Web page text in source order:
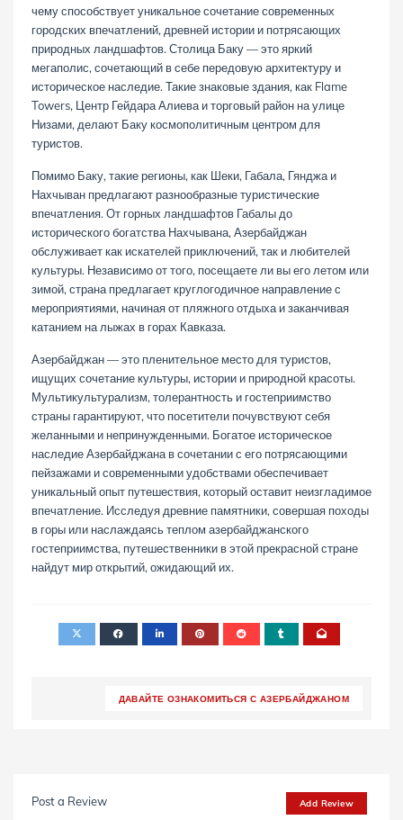
чему способствует уникальное сочетание современных
городских впечатлений, древней истории и потрясающих
природных ландшафтов. Столица Баку — это яркий
мегаполис, сочетающий в себе передовую архитектуру и
историческое наследие. Такие знаковые здания, как Flame
Towers, Центр Гейдара Алиева и торговый район на улице
Низами, делают Баку космополитичным центром для
туристов.
Помимо Баку, такие регионы, как Шеки, Габала, Гянджа и
Нахчыван предлагают разнообразные туристические
впечатления. От горных ландшафтов Габалы до
исторического богатства Нахчывана, Азербайджан
обслуживает как искателей приключений, так и любителей
культуры. Независимо от того, посещаете ли вы его летом или
зимой, страна предлагает круглогодичное направление с
мероприятиями, начиная от пляжного отдыха и заканчивая
катанием на лыжах в горах Кавказа.
Азербайджан — это пленительное место для туристов,
ищущих сочетание культуры, истории и природной красоты.
Мультикультурализм, толерантность и гостеприимство
страны гарантируют, что посетители почувствуют себя
желанными и непринужденными. Богатое историческое
наследие Азербайджана в сочетании с его потрясающими
пейзажами и современными удобствами обеспечивает
уникальный опыт путешествия, который оставит неизгладимое
впечатление. Исследуя древние памятники, совершая походы
в горы или наслаждаясь теплом азербайджанского
гостеприимства, путешественники в этой прекрасной стране
найдут мир открытий, ожидающий их.
ДАВАЙТЕ ОЗНАКОМИТЬСЯ С АЗЕРБАЙДЖАНОМ
Post a Review Add Review